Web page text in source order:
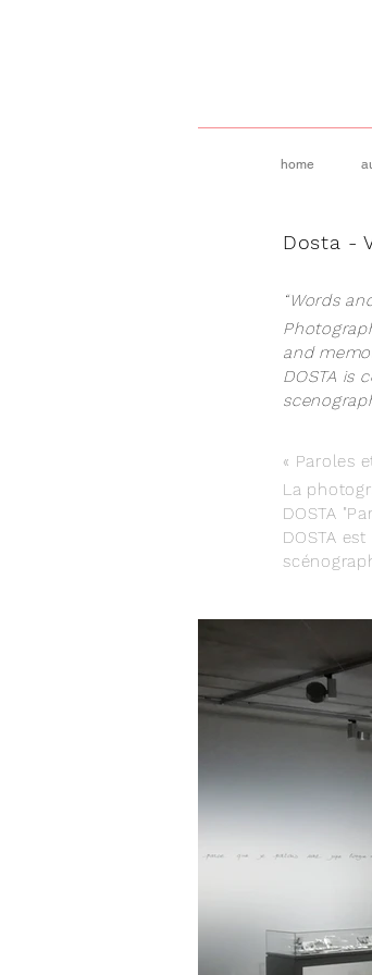
home
Dosta -
“Words
and
DOSTA is
« Paroles
La
DOSTA
DOSTA